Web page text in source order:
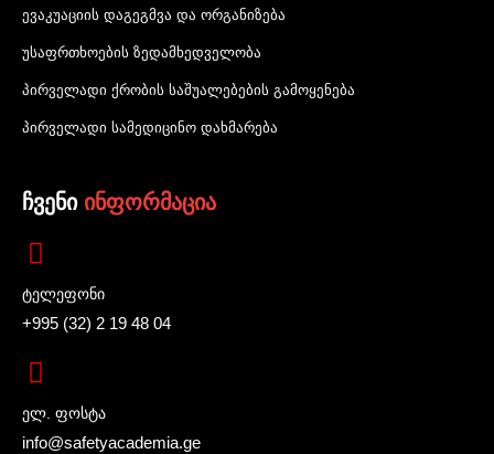
ევაკუაციის დაგეგმვა და ორგანიზება
უსაფრთხოების ზედამხედველობა
პირველადი ქრობის საშუალებების გამოყენება
პირველადი სამედიცინო დახმარება
ჩვენი ინფორმაცია
ტელეფონი
+995 (32) 2 19 48 04
ელ. ფოსტა
info@safetyacademia.ge